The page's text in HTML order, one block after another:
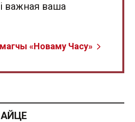
важная ваша
«Новаму Часу»